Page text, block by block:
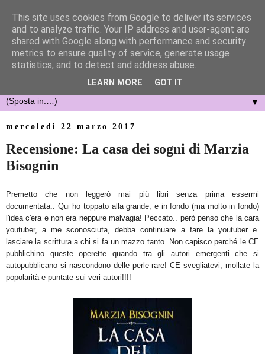
▼
mercoledì 22 marzo 2017
Recensione: La casa dei sogni di Marzia
Bisognin
Premetto che non leggerò mai più libri senza prima essermi
documentata.. Qui ho toppato alla grande, e in fondo (ma molto in fondo)
l'idea c'era e nonera neppure malvagia! Peccato.. però penso che la cara
youtuber, a me sconosciuta,debba continuare a fare la youtuber e
lasciarela scrittura a chi si fa un mazzo tanto. Non capisco perché le CE
pubblichino queste operette quando tragli autori emergenti che si
autopubblicano si nascondono delle perle rare! CE svegliatevi, mollate la
popolarità e puntate sui veri autori!!!!
This site uses cookies from Google to deliver its services
and to analyze traffic. Your IP address and user-agent are
shared with Google along with performance and security
metrics to ensure quality of service, generate usage
statistics, and to detect and address abuse.
LEARN MORE GOT IT